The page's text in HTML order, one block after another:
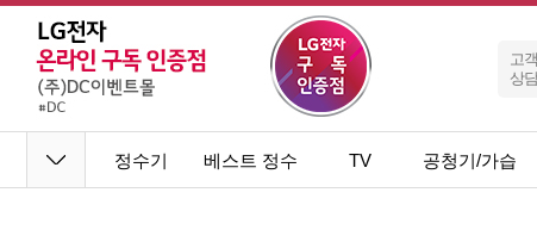
고
상
정수기 베스트 정수 TV 공청기/가습